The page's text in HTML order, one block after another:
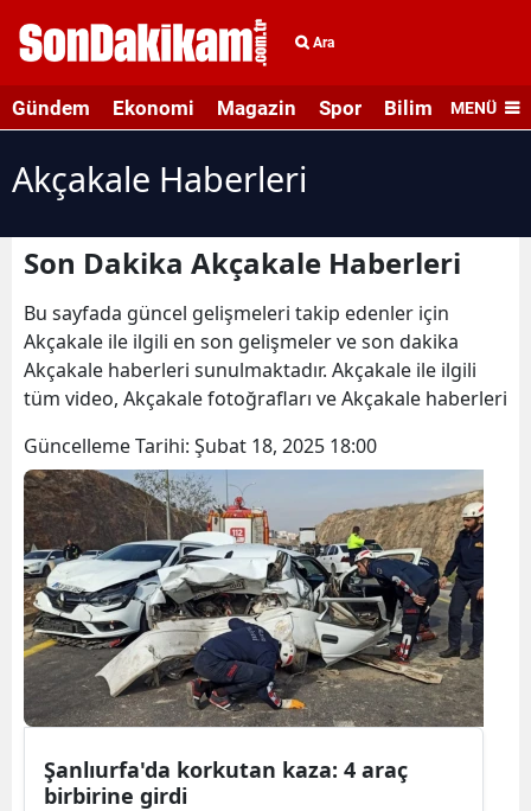
Ara
Gündem Ekonomi Magazin Spor Bilim veMENÜ
Akçakale Haberleri
Son Dakika Akçakale Haberleri
Bu sayfada güncel gelişmeleri takip edenler için
Akçakale ile ilgili en son gelişmeler ve son dakika
Akçakale haberleri sunulmaktadır. Akçakale ile ilgili
tüm video, Akçakale fotoğrafları ve Akçakale haberleri
Güncelleme Tarihi: Şubat 18, 2025 18:00
Şanlıurfa'da korkutan kaza: 4 araç
birbirine girdi